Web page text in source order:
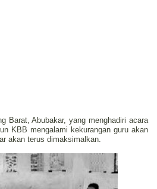
Barat, Abubakar, yang menghadiri acara
KBB mengalami kekurangan guru akan
akan terus dimaksimalkan.